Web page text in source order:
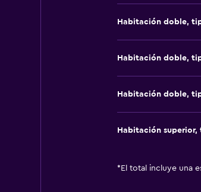
Habitación doble,
Habitación doble,
Habitación doble,
Habitación
* El total incluye una